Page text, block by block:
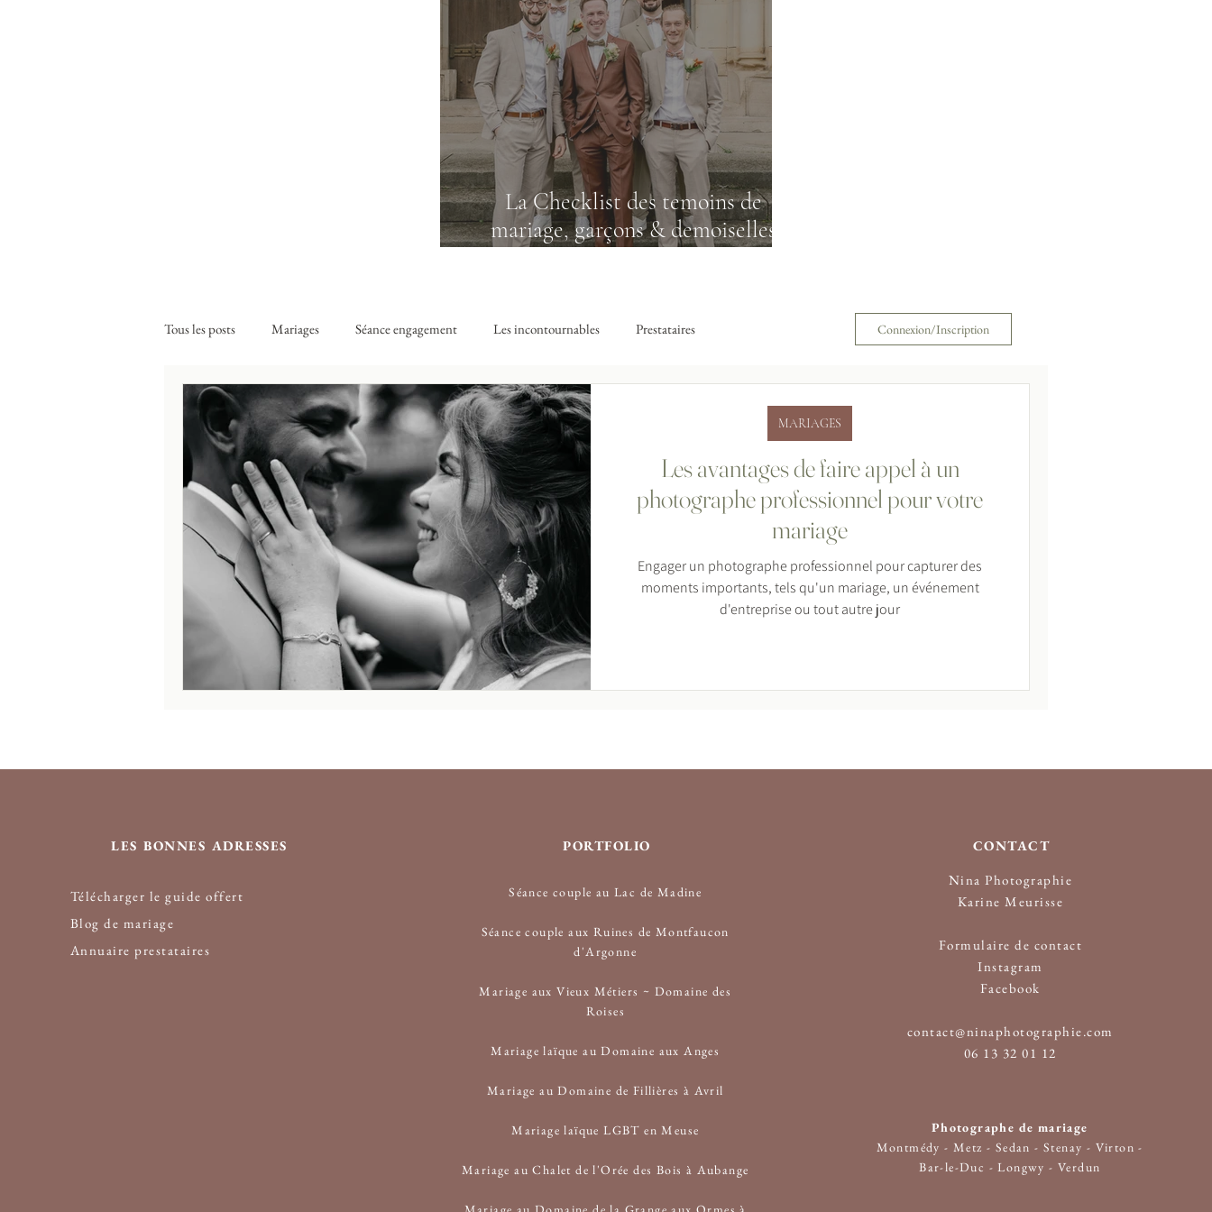
La Checklist des temoins de
mariage, garçons & demoiselles
Tous les posts Mariages Séance engagement Les incontournables Prestataires
Lieux de réception
Connexion/Inscription
Les avantages de faire appel à un
photographe professionnel pour votre
mariage
Engager un photographe professionnel pour capturer des
moments importants, tels qu'un mariage, un événement
d'entreprise ou tout autre jour
MARIAGES
LES BONNES ADRESSES
Télécharger le guide offert
Blog de mariage
Annuaire prestataires
PORTFOLIO
Séance couple au Lac de Madine
Séance couple aux Ruines de Montfaucon
d'Argonne
Mariage aux Vieux Métiers ~ Domaine des
Roises
Mariage laïque au Domaine aux Anges
Mariage au Domaine de Fillières à Avril
Mariage laïque LGBT en Meuse
Mariage au Chalet de l'Orée des Bois à Aubange
CONTACT
Nina Photographie
Karine Meurisse
​Formulaire de contact
Instagram
Facebook
contact@ninaphotographie.com
06 13 32 01 12
Photographe de mariage
Montmédy - Metz - Sedan -Stenay - Virton -
Bar-le-Duc - Longwy - Verdun